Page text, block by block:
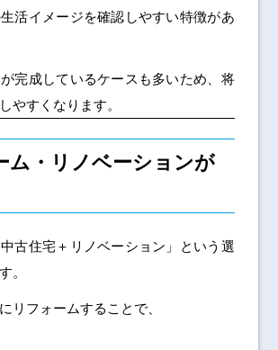
活イメージを確認しやすい特徴があ
完成しているケースも多いため、将
やすくなります。
ム・リノベーションが
古住宅＋リノベーション」という選
。
リフォームすることで、